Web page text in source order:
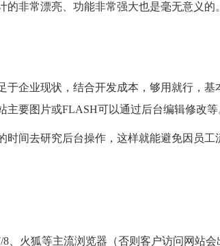
非常漂亮、功能非常强大也是毫无意义的。
企业现状，结合开发成本，够用就行，
要图片或FLASH可以通过后台编辑修改等
时间去研究后台操作，这样就能避免因员工
、火狐等主流浏览器（否则客户访问网站会